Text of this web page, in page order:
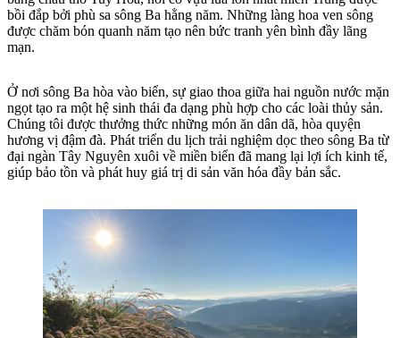
bồi đắp bởi phù sa sông Ba hằng năm. Những làng hoa ven sông
được chăm bón quanh năm tạo nên bức tranh yên bình đầy lãng
mạn.
Ở nơi sông Ba hòa vào biển, sự giao thoa giữa hai nguồn nước mặn
ngọt tạo ra một hệ sinh thái đa dạng phù hợp cho các loài thủy sản.
Chúng tôi được thưởng thức những món ăn dân dã, hòa quyện
hương vị đậm đà. Phát triển du lịch trải nghiệm dọc theo sông Ba từ
đại ngàn Tây Nguyên xuôi về miền biển đã mang lại lợi ích kinh tế,
giúp bảo tồn và phát huy giá trị di sản văn hóa đầy bản sắc.